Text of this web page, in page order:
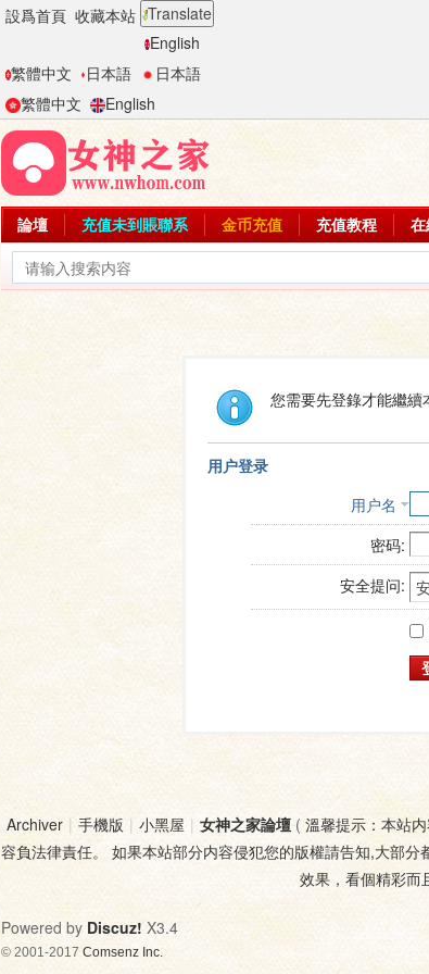
設爲首頁 收藏本站 Translate
English
繁體中文
日本語
日本語
繁體中文
English
論壇 充值未到賬聯系 金币充值 充值教程
您需要先登錄才能繼續
用户登录
用户名
密码:
安全提问:
Archiver | 手機版 | 小黑屋 | 女神之家論壇( 溫馨提示：本站
容負法律責任。 如果本站部分内容侵犯您的版權請告知,大部
效果，看個精彩而
Powered by Discuz! X3.4
© 2001-2017 Comsenz Inc.